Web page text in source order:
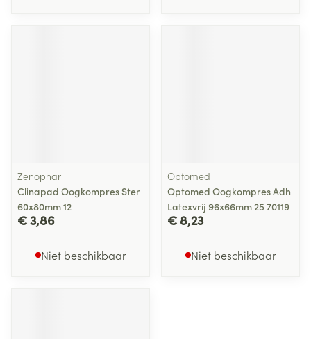
Zenophar
Clinapad Oogkompres Ster
60x80mm 12
€ 3,86
Niet beschikbaar
Optomed
Optomed Oogkompres Adh
Latexvrij 96x66mm 25 70119
€ 8,23
Niet beschikbaar